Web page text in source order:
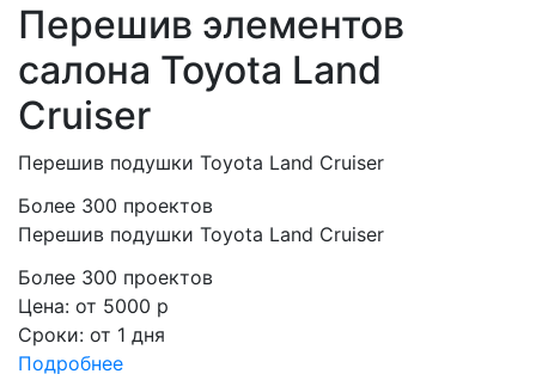
Перешив элементов
салона Toyota Land
Cruiser
Перешив подушки Toyota Land Cruiser
Более 300 проектов
Перешив подушки Toyota Land Cruiser
Более 300 проектов
Цена: от 5000 р
Сроки: от 1 дня
Подробнее